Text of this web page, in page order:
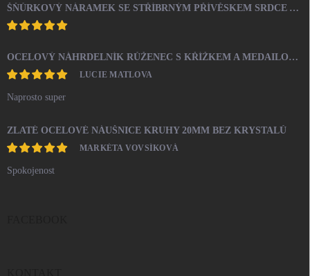
ŠŇŮRKOVÝ NÁRAMEK SE STŘÍBRNÝM PŘÍVĚSKEM SRDCE A KRYSTALY SWAROVSKI CRYSTAL (STŘÍBRO 925/1000)
OCELOVÝ NÁHRDELNÍK RŮŽENEC S KŘÍŽKEM A MEDAILONEM
LUCIE MATLOVA
Naprosto super
ZLATÉ OCELOVÉ NÁUŠNICE KRUHY 20MM BEZ KRYSTALŮ
MARKÉTA VOVSÍKOVÁ
Spokojenost